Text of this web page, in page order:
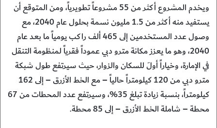
ويخدم المشروع أكثر من 55 مشروعاً تطويرياً، ومن المتوقع أن
يستفيد منه أكثر من 1.5 مليون نسمة بحلول عام 2040، مع
وصول عدد المستخدمين إلى 465 ألف راكب يومياً ما بعد عام
2040، وهو ما يعزز مكانة مترو دبي عموداً فقرياً لمنظومة التنقل
في الإمارة، وخياراً أولَ للسكان والزوار، حيث سيرتفع طول شبكة
مترو دبي من 120 كيلومتراً حالياً – مع الخط الأزرق – إلى 162
كيلومتراً، بنسبة زيادة تبلغ 35%، وسيرتفع عدد المحطات من 67
محطة – شاملة الخط الأزرق – إلى 85 محطة.